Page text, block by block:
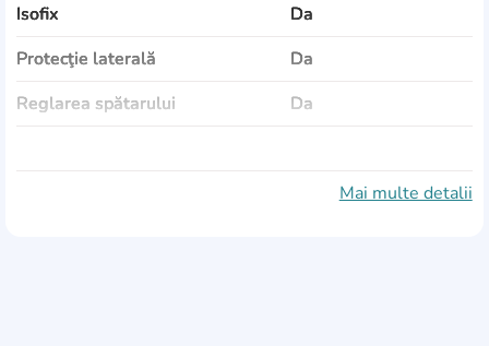
Isofix
Da
Protecţie laterală
Da
Reglarea spătarului
Da
47-69х45х51-76
Mai multe detalii